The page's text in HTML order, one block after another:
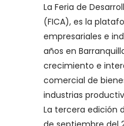
La Feria de
(FICA), es la
empresariales e
años en
crecimiento e
comercial de
industrias
La tercera edición